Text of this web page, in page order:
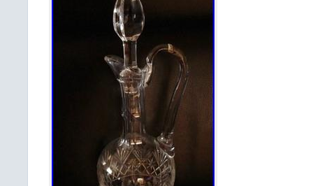
photographies font partie intégrante
objets et verres anciens peuvent
petites bulles ou aspérités (noires
sont dues à leur fabrication
pas forcément précisées mais
photos des annonces. Pour toute
pas à me contacter. Une fois les
merci d’attendre l’envoie de la
d’effectuer le règlement car une fois
relais sélectionner et payer, plus
possible. Attention, je ne
liées à Mondial Relay, ni celles de la
ont un numéro de suivi